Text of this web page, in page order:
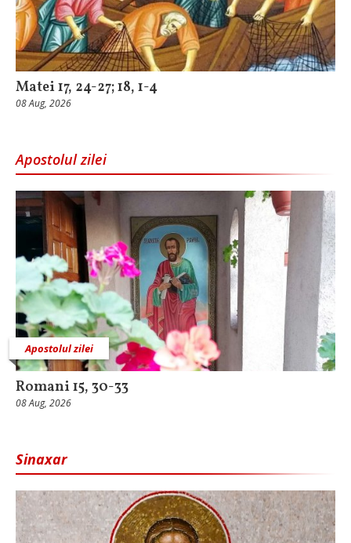
Matei 17, 24-27; 18, 1-4
08 Aug, 2026
Apostolul zilei
Apostolul zilei
Romani 15, 30-33
08 Aug, 2026
Sinaxar